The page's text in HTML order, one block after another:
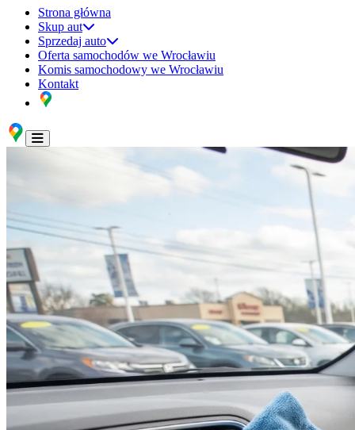
Strona główna
Skup aut
Sprzedaj auto
Oferta samochodów we Wrocławiu
Komis samochodowy we Wrocławiu
Kontakt